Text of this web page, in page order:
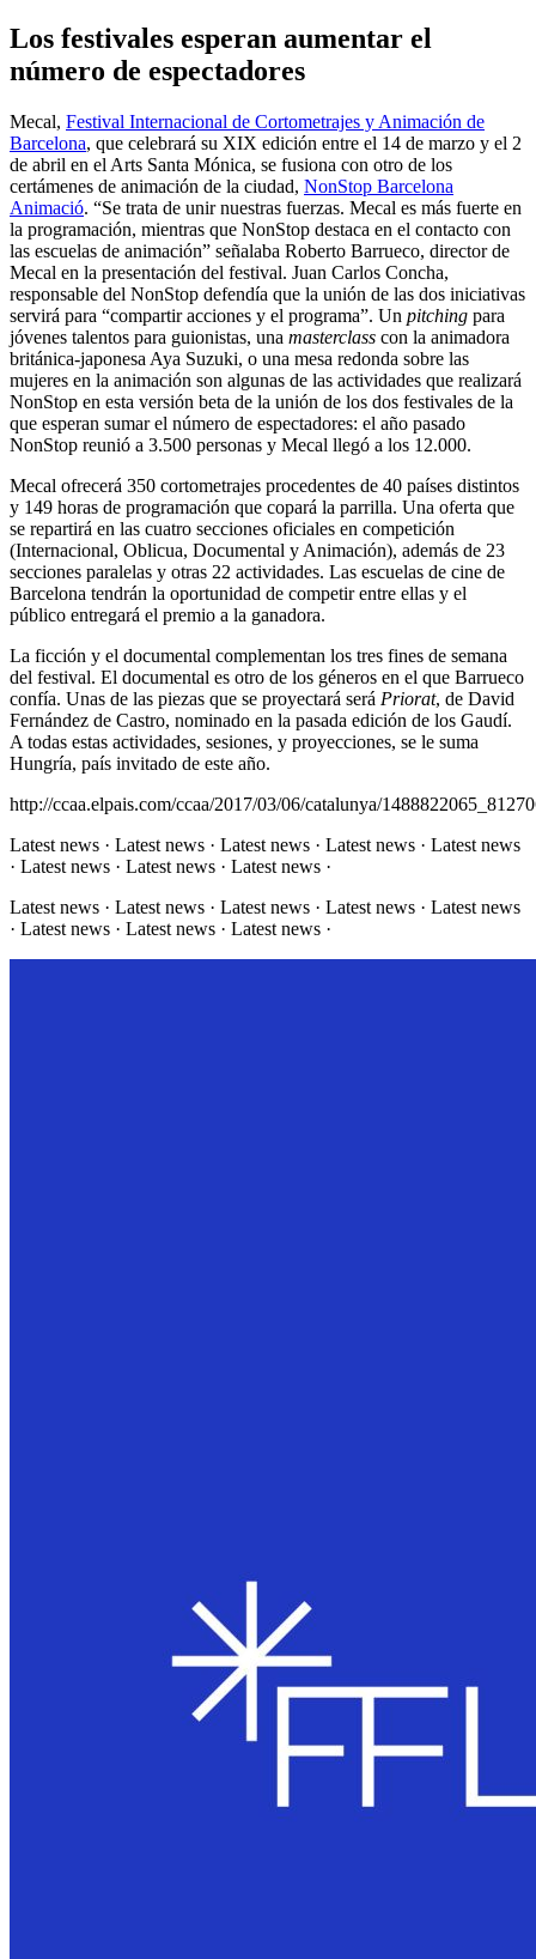
Los festivales esperan aumentar el
número de espectadores
Mecal, Festival Internacional de Cortometrajes y Animación de
Barcelona, que celebrará su XIX edición entre el 14 de marzo y el 2
de abril en el Arts Santa Mónica, se fusiona con otro de los
certámenes de animación de la ciudad, NonStop Barcelona
Animació. “Se trata de unir nuestras fuerzas. Mecal es más fuerte en
la programación, mientras que NonStop destaca en el contacto con
las escuelas de animación” señalaba Roberto Barrueco, director de
Mecal en la presentación del festival. Juan Carlos Concha,
responsable del NonStop defendía que la unión de las dos iniciativas
servirá para “compartir acciones y el programa”. Un pitching para
jóvenes talentos para guionistas, una masterclass con la animadora
británica-japonesa Aya Suzuki, o una mesa redonda sobre las
mujeres en la animación son algunas de las actividades que realizará
NonStop en esta versión beta de la unión de los dos festivales de la
que esperan sumar el número de espectadores: el año pasado
NonStop reunió a 3.500 personas y Mecal llegó a los 12.000.
Mecal ofrecerá 350 cortometrajes procedentes de 40 países distintos
y 149 horas de programación que copará la parrilla. Una oferta que
se repartirá en las cuatro secciones oficiales en competición
(Internacional, Oblicua, Documental y Animación), además de 23
secciones paralelas y otras 22 actividades. Las escuelas de cine de
Barcelona tendrán la oportunidad de competir entre ellas y el
público entregará el premio a la ganadora.
La ficción y el documental complementan los tres fines de semana
del festival. El documental es otro de los géneros en el que Barrueco
confía. Unas de las piezas que se proyectará será Priorat, de David
Fernández de Castro, nominado en la pasada edición de los Gaudí.
A todas estas actividades, sesiones, y proyecciones, se le suma
Hungría, país invitado de este año.
http://ccaa.elpais.com/ccaa/2017/03/06/catalunya/
Latest news · Latest news · Latest news · Latest news · Latest news
· Latest news · Latest news · Latest news ·
Latest news · Latest news · Latest news · Latest news · Latest news
· Latest news · Latest news · Latest news ·